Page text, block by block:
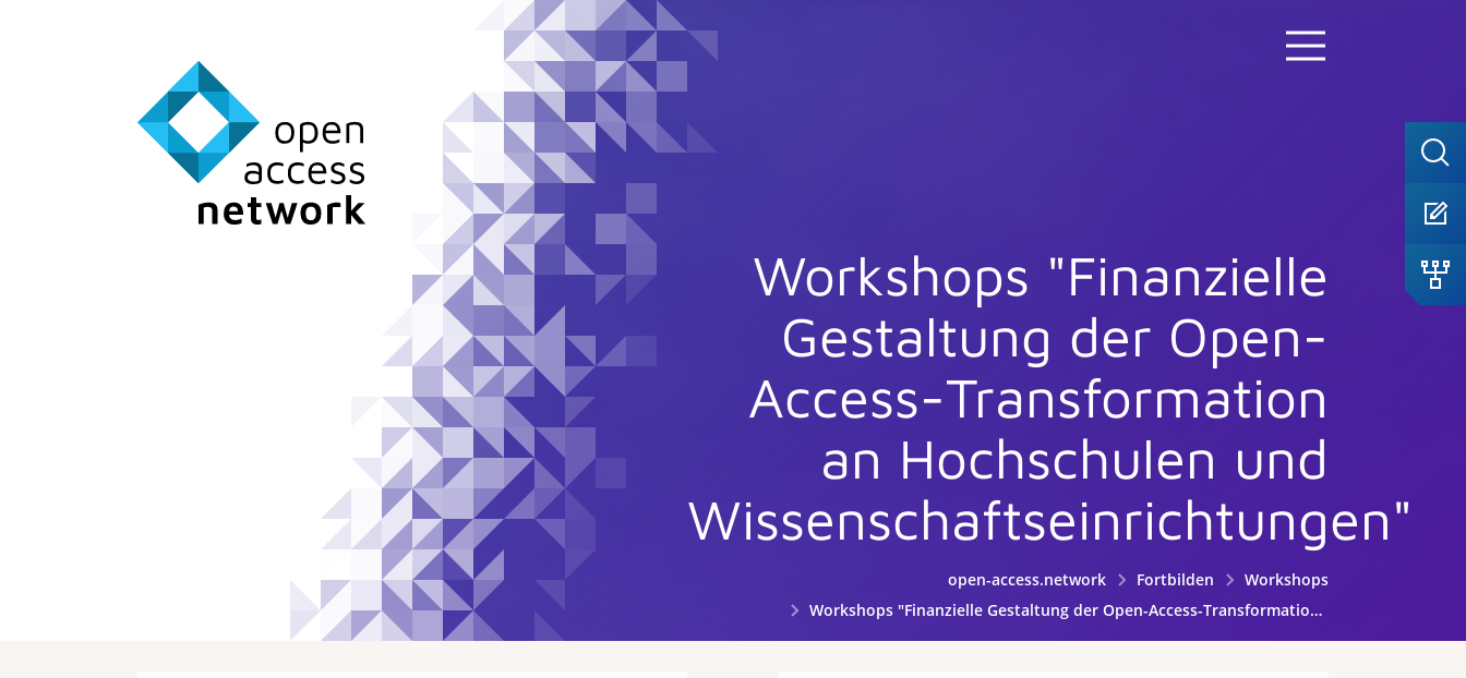
Workshops "Finanzielle
Gestaltung der Open-
Access-Transformation
an Hochschulen und
Wissenschaftseinrichtungen"
open-access.network Fortbilden
Workshops
Workshops "Finanzielle Gestaltung der Open-Access-Transformation an Hochschulen und Wissenschaftseinrichtungen"